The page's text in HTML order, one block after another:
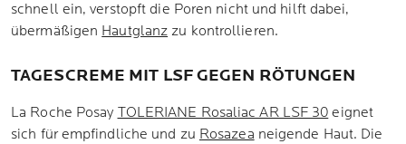
schnell ein, verstopft die Poren nicht und hilft dabei,
übermäßigen Hautglanz zu kontrollieren.
TAGESCREME MIT LSF GEGEN RÖTUNGEN
La Roche Posay TOLERIANE Rosaliac AR LSF 30 eignet
sich für empfindliche und zu Rosazea neigende Haut. Die